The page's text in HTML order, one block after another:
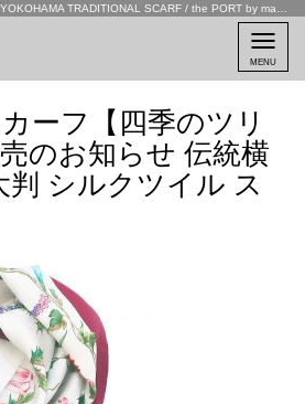
MENU
ーフ【四季のツリ
のお知らせ 伝統横
判 シルクツイル ス